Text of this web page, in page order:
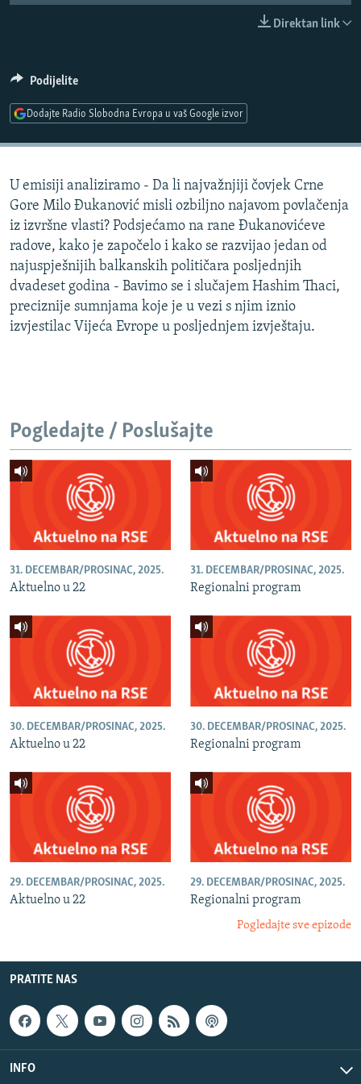
SPECIJALI RSE
VIŠE OD NASLOVA
TV LIBERTY
POST SCRIPTUM
MOJA EVROPA
TRI DECENIJE OD RATA U BIH
SVE KARTE DEJTONA
NASTANAK I RASPAD JUGOSLAVIJE
PRATITE NAS
Sve RFE/RL stranice
Direktan link
Podijelite
Dodajte Radio Slobodna Evropa u vaš Google izvor
U emisiji analiziramo - Da li najvažnjiji čovjek Crne
Gore Milo Đukanović misli ozbiljno najavom povlačenja
iz izvršne vlasti? Podsjećamo na rane Đukanovićeve
radove, kako je započelo i kako se razvijao jedan od
najuspješnijih balkanskih političara posljednjih
dvadeset godina - Bavimo se i slučajem Hashim Thaci,
preciznije sumnjama koje je u vezi s njim iznio
izvjestilac Vijeća Evrope u posljednjem izvještaju.
Pogledajte / Poslušajte
31. DECEMBAR/PROSINAC, 2025.
Aktuelno u 22
31. DECEMBAR/PROSINAC, 2025.
Regionalni program
30. DECEMBAR/PROSINAC, 2025.
Aktuelno u 22
30. DECEMBAR/PROSINAC, 2025.
Regionalni program
29. DECEMBAR/PROSINAC, 2025.
Aktuelno u 22
29. DECEMBAR/PROSINAC, 2025.
Regionalni program
Pogledajte sve epizode
PRATITE NAS
INFO